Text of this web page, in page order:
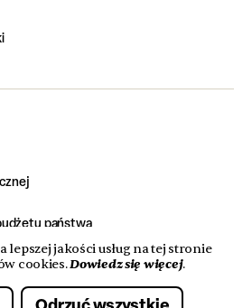
państwa
prawa zastrzeżone.
lepszej jakości usług na tej stronie
cookies.Dowiedz się więcej.